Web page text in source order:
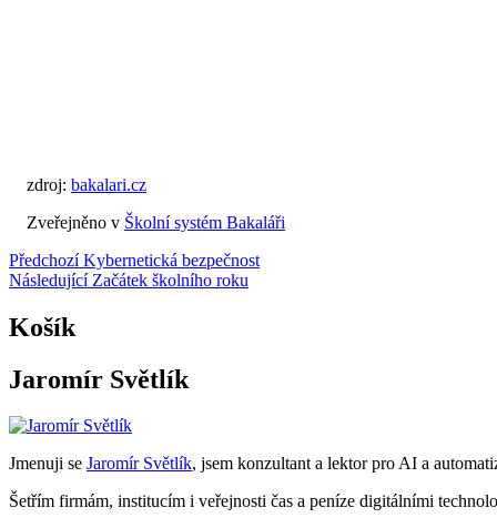
zdroj: bakalari.cz
Zveřejněno v Školní systém Bakaláři
Navigace
pro
příspěvek
Předchozí Kybernetická bezpečnost
Následující Začátek školního roku
Košík
Jaromír Světlík
Jmenuji se Jaromír Světlík, jsem konzultant a lektor pro AI a
Šetřím firmám, institucím i veřejnosti čas a peníze digitálními